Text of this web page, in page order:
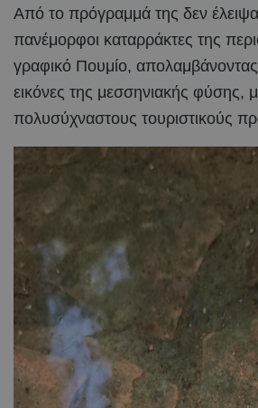
Από το πρόγραμμά της δεν
πανέμορφοι καταρράκτες της
γραφικό Πουμίο, απολαμβάνοντας
εικόνες της μεσσηνιακής φύσης,
πολυσύχναστους τουριστικούς